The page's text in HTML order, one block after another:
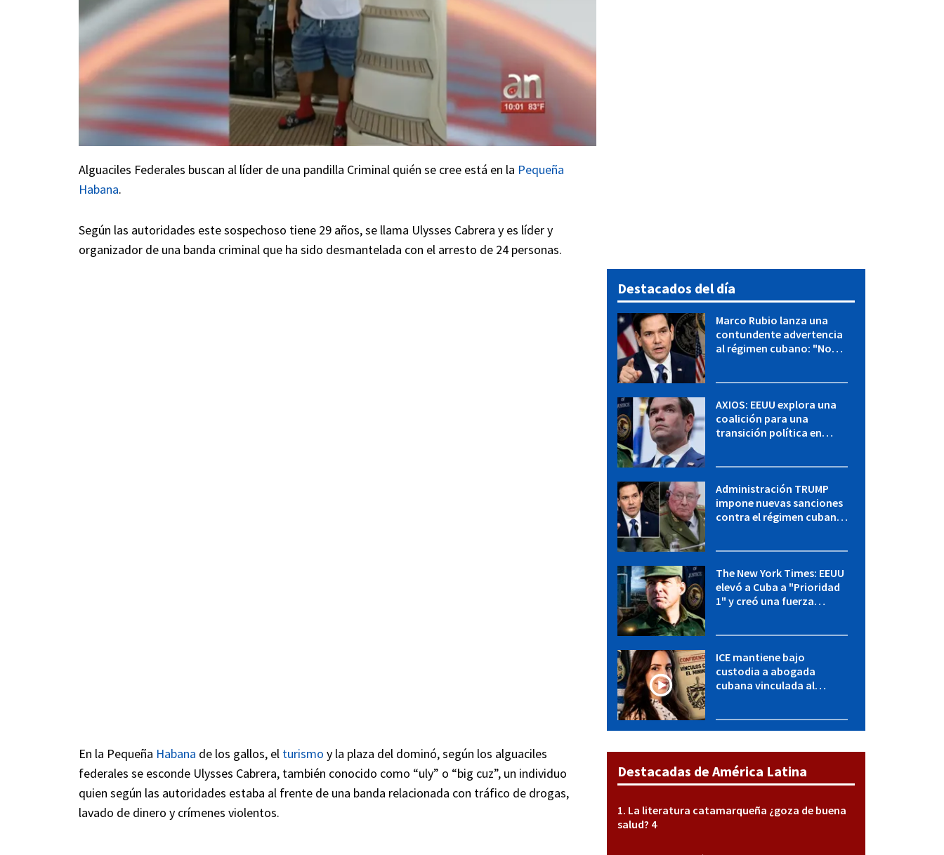
Alguaciles Federales buscan al líder de una pandilla Criminal quién se cree está en la Pequeña
Habana.
Según las autoridades este sospechoso tiene 29 años, se llama Ulysses Cabrera y es líder y
organizador de una banda criminal que ha sido desmantelada con el arresto de 24 personas.
En la Pequeña Habana de los gallos, el turismo y la plaza del dominó, según los alguaciles
federales se esconde Ulysses Cabrera, también conocido como “uly” o “big cuz”, un individuo
quien según las autoridades estaba al frente de una banda relacionada con tráfico de drogas,
lavado de dinero y crímenes violentos.
Destacados del día
Marco Rubio lanza una
contundente advertencia
al régimen cubano: "No
AXIOS: EEUU explora una
coalición para una
transición política en
Administración TRUMP
impone nuevas sanciones
contra el régimen cubano:
The New York Times: EEUU
elevó a Cuba a "Prioridad
1" y creó una fuerza
ICE mantiene bajo
custodia a abogada
cubana vinculada al
Destacadas de América Latina
La literatura catamarqueña ¿goza de buena
salud? 4